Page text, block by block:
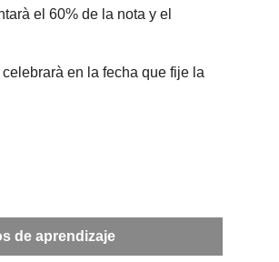
el 60% de la nota y el
en la fecha que fije la
de aprendizaje